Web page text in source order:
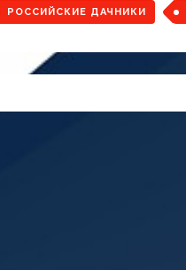
РОССИЙСКИЕ ДАЧНИКИ